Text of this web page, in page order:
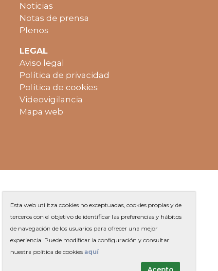
Noticias
Notas de prensa
Plenos
LEGAL
Aviso legal
Política de privacidad
Política de cookies
Videovigilancia
Mapa web
Plaza de Jaume Balmes s/n
93 263 91 00
Esta web utilitza cookies no exceptuadas, cookies propias y de
terceros con el objetivo de identificar las preferencias y hábitos
de navegación de los usuarios para ofrecer una mejor
experiencia. Puede modificar la configuración y consultar
nuestra política de cookies aquí